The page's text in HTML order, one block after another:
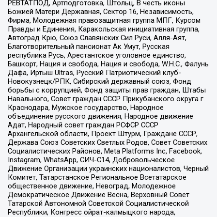
РЕВТАТПОД, Артподготовка, Штольц, В честь иконы
Божией Матери Державная, Сектор 16, Независимость,
Фирма, Молодежная правозащитная группа МПГ, Курсом
Правды и Единения, Каракольская инициативная группа,
Автоград Крю, Союз Славянских Сил Руси, Алля-Аят,
Благотворительный пансионат Ак Умут, Русская
республика Русь, Арестантское уголовное единство,
Башкорт, Нация и свобода, Нация и свобода, W.H.С., Фалунь
Дафа, Иртыш Ultras, Русский Патриотический клуб-
Новокузнецк/РПК, Сибирский державный союз, Фонд
борьбы с коррупцией, Фонд защиты прав граждан, Штабы
Навального, Совет граждан СССР Прикубанского округа г.
Краснодара, Мужское государство, Народное
объединение русского движения, Народное движение
Адат, Народный совет граждан РСФСР СССР
Архангельской области, Проект Штурм, Граждане СССР,
Держава Союз Советских Светлых Родов, Совет Советских
Социалистических Районов, Meta Platforms Inc, Facebook,
Instagram, WhatsApp, СИЧ-С14, Добровольческое
Движение Организации украинских националистов, Черный
Комитет, Татарстанское Региональное Всетатарское
общественное движение, Невоград, Молодежное
Демократическое Движение Весна, Верховный Совет
Татарской Автономной Советской Социалистической
Республики, Конгресс ойрат-калмыцкого народа,